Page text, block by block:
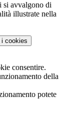
si avvalgono di
illustrate nella
i cookies
consentire.
della
potete